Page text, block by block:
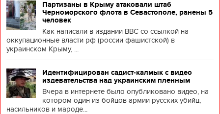
Партизаны в Крыму атаковали штаб
Черноморского флота в Севастополе, ранены 5
человек
Как написали в издании BBC со ссылкой на
оккупационные власти рф (россии фашистской) в
украинском Крыму, ...
Идентифицирован садист-калмык с видео
издевательства над украинским пленным
Вчера в интернете было опубликовано видео, на
котором один из бойцов армии русских убийц,
насильников и мароде...